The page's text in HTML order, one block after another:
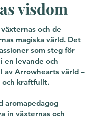
visdom
och de
magiska värld. Det
som steg för
en levande och
av Arrowhearts värld –
och kraftfullt.
aromapedagog
in växternas och